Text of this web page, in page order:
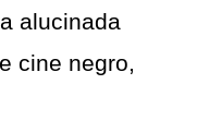
alucinada
cine negro,